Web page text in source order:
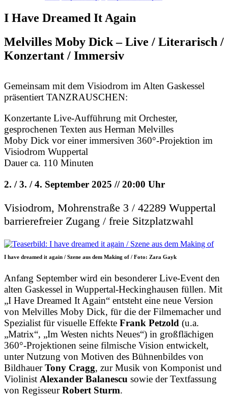
I Have Dreamed It Again
Melvilles Moby Dick – Live / Literarisch /
Konzertant / Immersiv
Gemeinsam mit dem Visiodrom im Alten Gaskessel
präsentiert TANZRAUSCHEN:
Konzertante Live-Aufführung mit Orchester,
gesprochenen Texten aus Herman Melvilles
Moby Dick vor einer immersiven 360°-Projektion im
Visiodrom Wuppertal
Dauer ca. 110 Minuten
2. / 3. / 4. September 2025 // 20:00 Uhr
Visiodrom, Mohrenstraße 3 / 42289 Wuppertal
barrierefreier Zugang / freie Sitzplatzwahl
I have dreamed it again / Szene aus dem Making of / Foto: Zara Gayk
Anfang September wird ein besonderer Live-Event den
alten Gaskessel in Wuppertal-Heckinghausen füllen. Mit
„I Have Dreamed It Again“ entsteht eine neue Version
von Melvilles Moby Dick, für die der Filmemacher und
Spezialist für visuelle Effekte Frank Petzold (u.a.
„Matrix“, „Im Westen nichts Neues“) in großflächigen
360°-Projektionen seine filmische Vision entwickelt,
unter Nutzung von Motiven des Bühnenbildes von
BildhauerTony Cragg, zur Musik von Komponist und
Violinist Alexander Balanescu sowie der Textfassung
von RegisseurRobert Sturm.